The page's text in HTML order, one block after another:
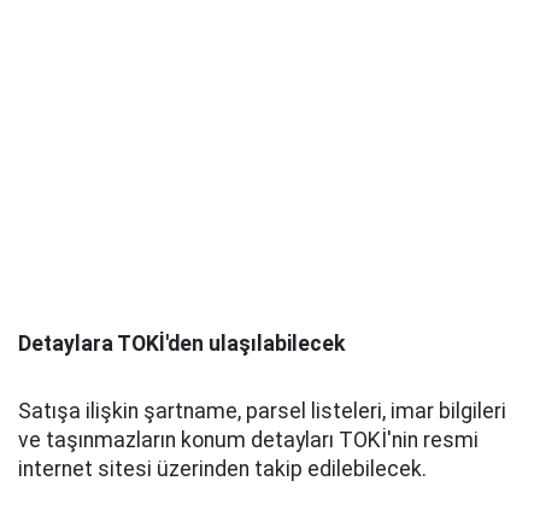
Detaylara TOKİ'den ulaşılabilecek
Satışa ilişkin şartname, parsel listeleri, imar bilgileri
ve taşınmazların konum detayları TOKİ'nin resmi
internet sitesi üzerinden takip edilebilecek.